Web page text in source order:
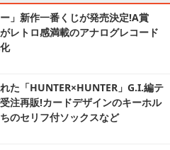
」新作一番くじが発売決定!A賞
レトロ感満載のアナログレコード
た「HUNTER×HUNTER」G.I.編テ
注再販!カードデザインのキーホル
のセリフ付ソックスなど